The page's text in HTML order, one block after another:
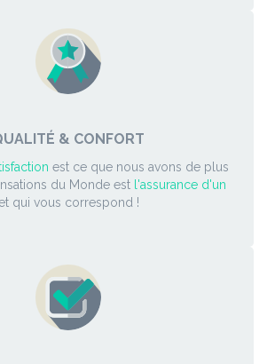
& CONFORT
est ce que nous avons de plus
du Monde est l'assurance d'un
qui vous correspond !